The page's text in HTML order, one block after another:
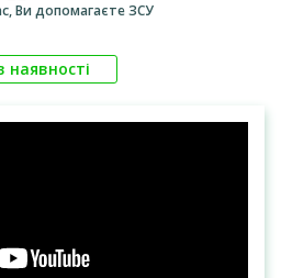
Ви допомагаєте ЗСУ
наявності